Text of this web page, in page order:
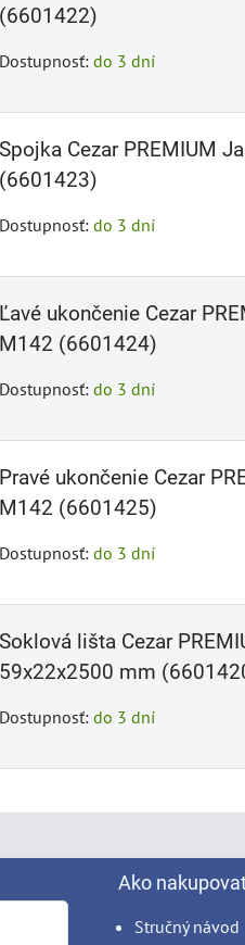
(6601422)
Dostupnosť: do 3 dní
Spojka Cezar PREMIUM
(6601423)
Dostupnosť: do 3 dní
Ľavé ukončenie Cezar
M142 (6601424)
Dostupnosť: do 3 dní
Pravé ukončenie Cezar
M142 (6601425)
Dostupnosť: do 3 dní
Soklová lišta Cezar
59x22x2500 mm
Dostupnosť: do 3 dní
Ako
Stručný návod